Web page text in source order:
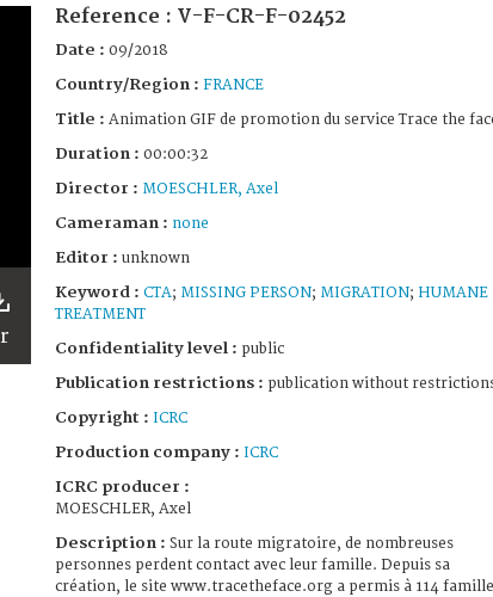
Reference : V-F-CR-F-02452
Date : 09/2018
Country/Region : FRANCE
Title : Animation GIF de promotion du service Trace the
Duration : 00:00:32
Director : MOESCHLER, Axel
Cameraman : none
Editor : unknown
Keyword : CTA; MISSING PERSON; MIGRATION; HUMANE
TREATMENT
Confidentiality level : public
Publication restrictions : publication without
Copyright : ICRC
Production company : ICRC
ICRC producer :
MOESCHLER, Axel
Description : Sur la route migratoire, de nombreuses
personnes perdent contact avec leur famille. Depuis sa
création, le site www.tracetheface.org a permis à 114